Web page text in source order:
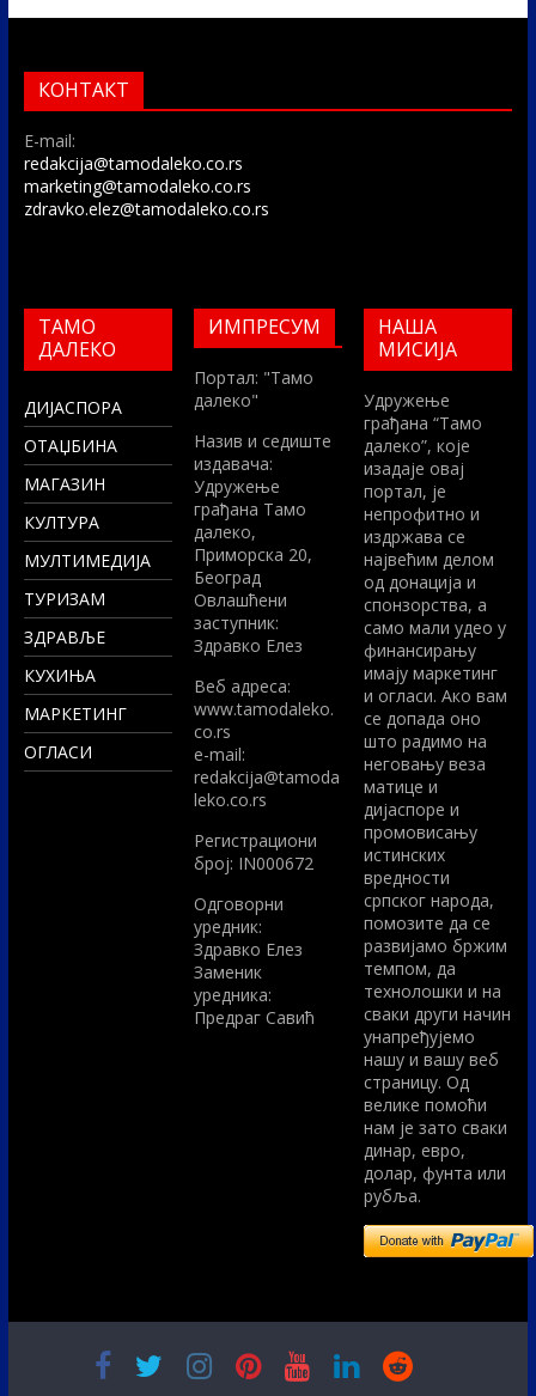
КОНТАКТ
E-mail:
redakcija@tamodaleko.co.rs
marketing@tamodaleko.co.rs
zdravko.elez@tamodaleko.co.rs
ТАМО
ДАЛЕКО
ДИЈАСПОРА
ОТАЏБИНА
МАГАЗИН
КУЛТУРА
МУЛТИМЕДИЈА
ТУРИЗАМ
ЗДРАВЉЕ
КУХИЊА
МАРКЕТИНГ
ОГЛАСИ
ИМПРЕСУМ
Портал: "Тамо
далеко"
Назив и седиште
издавача:
Удружење
грађана Тамо
далеко,
Приморска 20,
Београд
Овлашћени
заступник:
Здравко Елез
Вeб адреса:
www.tamodaleko.
co.rs
e-mail:
redakcija@tamoda
leko.co.rs
Регистрациони
број: IN000672
Одговорни
уредник:
Здравко Елез
Заменик
уредника:
Предраг Савић
НАША
МИСИЈА
Удружење
грађана “Тамо
далеко”, које
изадаје овај
портал, је
непрофитно и
издржава се
највећим делом
од донација и
спонзорства, а
само мали удео у
финансирању
имају маркетинг
и огласи. Ако вам
се допада оно
што радимо на
неговању веза
матице и
дијаспоре и
промовисању
истинских
вредности
српског народа,
помозите да се
развијамо бржим
темпом, да
технолошки и на
сваки други начин
унапређујемо
нашу и вашу веб
страницу. Од
велике помоћи
нам је зато сваки
динар, евро,
долар, фунта или
рубља.